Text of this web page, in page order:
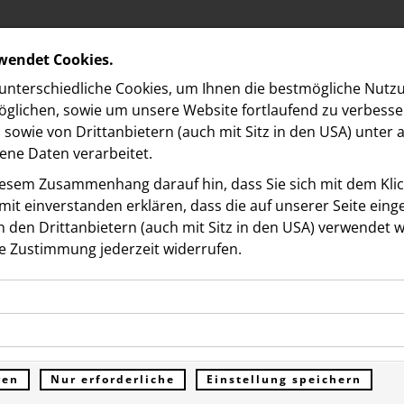
im Hotel
Cookies.
Cookies, um Ihnen die best­mögliche
sowie um unsere Website fortlaufend zu
von Drittanbietern (auch mit Sitz in den USA) unter
Daten verarbeitet.
Zusammenhang darauf hin, dass Sie sich mit dem
ein­ver­standen erklären, dass die auf unserer Seite
den Drittanbietern (auch mit Sitz in den USA) verwendet
Zustimmung jederzeit widerrufen.
ermöglichen grundlegende Funktionen und sind für
der Website erforderlich. Diese Cookies
Daten und werden an keine Dritten übermittelt.
erfassen Informationen anonym. Diese Informationen
unsere Besucher unsere Website nutzen.
Nur erforderliche Einstellung speichern